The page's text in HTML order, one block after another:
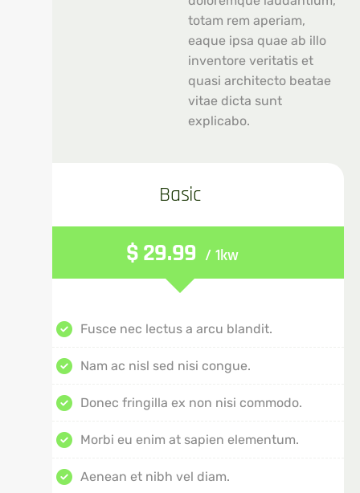
totam rem aperiam,
eaque ipsa quae ab illo
inventore veritatis et
quasi architecto beatae
vitae dicta sunt
explicabo.
Basic
$29.99 / 1kw
Fusce nec lectus a arcu blandit.
Nam ac nisl sed nisi congue.
Donec fringilla ex non nisi commodo.
Morbi eu enim at sapien elementum.
Aenean et nibh vel diam.